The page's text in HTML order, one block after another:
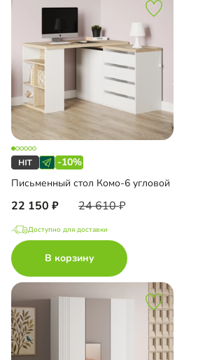
-10%
Письменный стол Комо-6 угловой
22 150 24 610
Доступно для доставки
В корзину